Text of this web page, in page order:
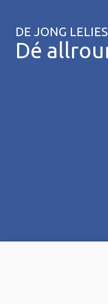
DE JONG LELIES
Dé